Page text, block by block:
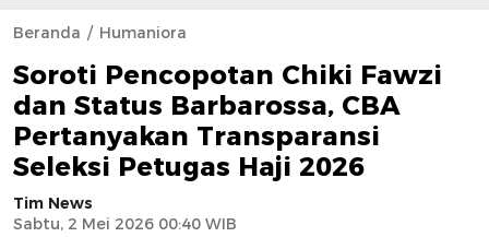
Beranda Humaniora
Soroti Pencopotan Chiki Fawzi
dan Status Barbarossa, CBA
Pertanyakan Transparansi
Seleksi Petugas Haji 2026
Tim News
Sabtu, 2 Mei 2026 00:40 WIB